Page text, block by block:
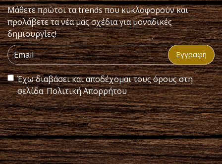
Μάθετε πρώτοι τα trends που κυκλοφορούν και
προλάβετε τα νέα μας σχέδια για μοναδικές
δημιουργίες!
Εγγραφή
Έχω διαβάσει και αποδέχομαι τους όρους στη
σελίδαΠολιτική Απορρήτου